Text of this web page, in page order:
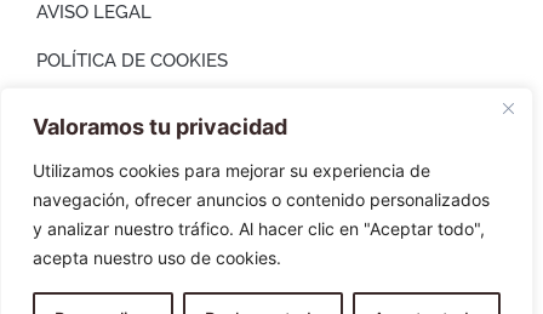
Valoramos tu privacidad
Utilizamos cookies para mejorar su experiencia de
navegación, ofrecer anuncios o contenido personalizados
y analizar nuestro tráfico. Al hacer clic en "Aceptar todo",
acepta nuestro uso de cookies.
AVISO LEGAL
POLÍTICA DE COOKIES